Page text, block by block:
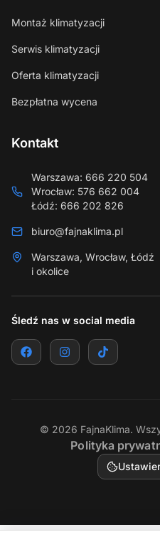
Montaż klimatyzacji
Serwis klimatyzacji
Oferta klimatyzacji
Bezpłatna wycena
Kontakt
Warszawa: 666 220 504
Wrocław: 576 662 004
Łódź: 666 202 826
biuro@fajnaklima.pl
Warszawa, Wrocław, Łódź
i okolice
Śledź nas w social media
© 2026 FajnaKlima.
Polityka